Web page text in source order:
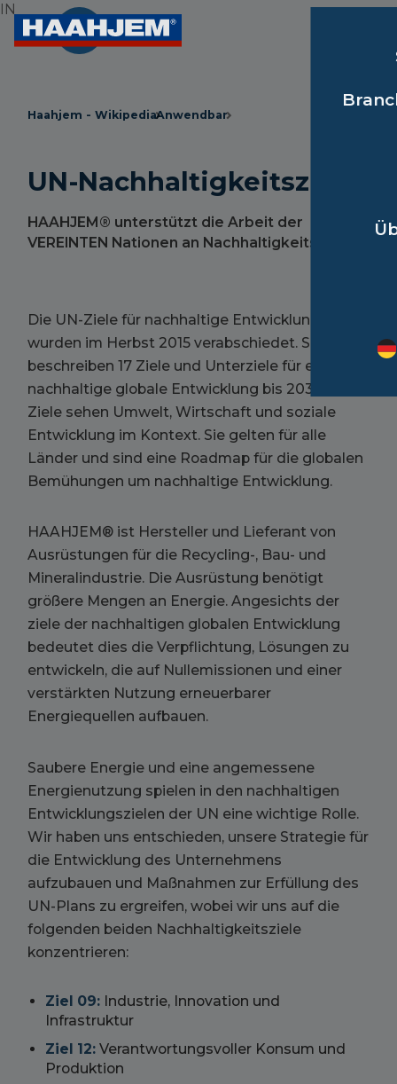
Haahjem - WikipediaAnwendbar
UN-Nachhaltigkeitsziele
HAAHJEM® unterstützt die Arbeit der
VEREINTEN Nationen an Nachhaltigkeitszielen
Die UN-Ziele für nachhaltige Entwicklung
wurden im Herbst 2015 verabschiedet. Sie
beschreiben 17 Ziele und Unterziele für eine
nachhaltige globale Entwicklung bis 2030. Die
Ziele sehen Umwelt, Wirtschaft und soziale
Entwicklung im Kontext. Sie gelten für alle
Länder und sind eine Roadmap für die globalen
Bemühungen um nachhaltige Entwicklung.
HAAHJEM® ist Hersteller und Lieferant von
Ausrüstungen für die Recycling-, Bau- und
Mineralindustrie. Die Ausrüstung benötigt
größere Mengen an Energie. Angesichts der
ziele der nachhaltigen globalen Entwicklung
bedeutet dies die Verpflichtung, Lösungen zu
entwickeln, die auf Nullemissionen und einer
verstärkten Nutzung erneuerbarer
Energiequellen aufbauen.
Saubere Energie und eine angemessene
Energienutzung spielen in den nachhaltigen
Entwicklungszielen der UN eine wichtige Rolle.
Wir haben uns entschieden, unsere Strategie für
die Entwicklung des Unternehmens
aufzubauen und Maßnahmen zur Erfüllung des
UN-Plans zu ergreifen, wobei wir uns auf die
folgenden beiden Nachhaltigkeitsziele
konzentrieren:
Ziel 09: Industrie, Innovation und
Infrastruktur
Ziel 12: Verantwortungsvoller Konsum und
Produktion
IN